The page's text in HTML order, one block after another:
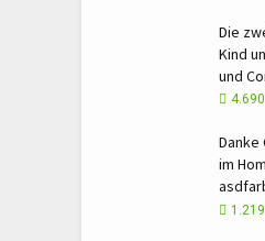
Die
Kind
und
Danke
im